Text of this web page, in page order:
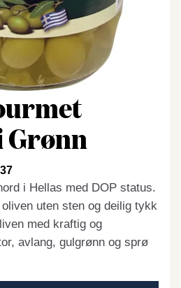
i Hellas med DOP status.
uten sten og deilig tykk
med kraftig og
avlang, gulgrønn og sprø